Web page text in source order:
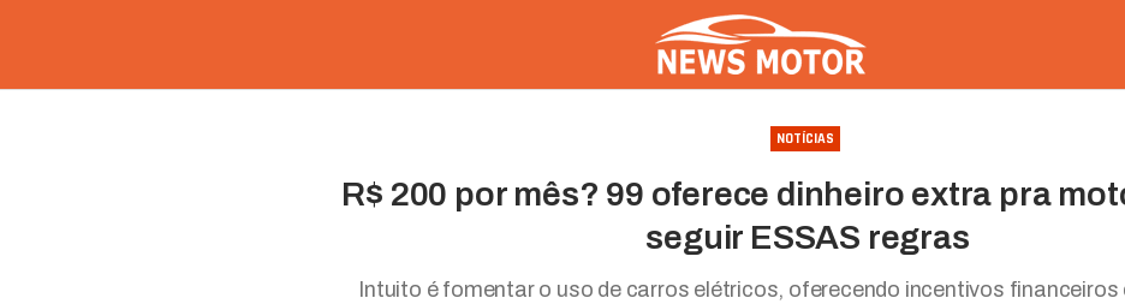
NOTÍCIAS
R$ 200 por mês? 99 oferece dinheiro extra pra
seguir ESSAS regras
Intuito é fomentar o uso de carros elétricos, oferecendo incentivos financeiros